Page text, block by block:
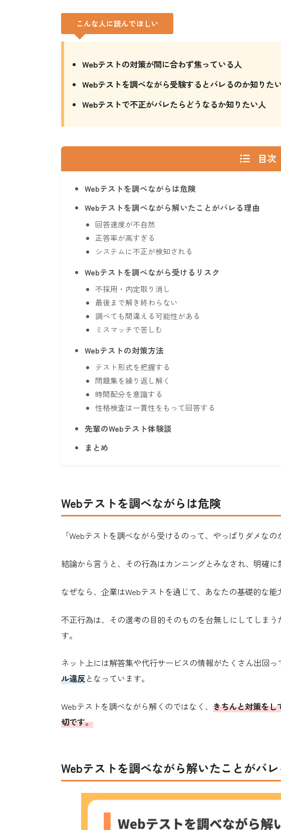
こんな人に読んでほしい
Webテストの対策が間に合わず焦っている人
Webテストを調べながら受験するとバレるのか知りた
Webテストで不正がバレたらどうなるか知りたい人
目次
Webテストを調べながらは危険
Webテストを調べながら解いたことがバレる理由
回答速度が不自然
正答率が高すぎる
システムに不正が検知される
Webテストを調べながら受けるリスク
不採用・内定取り消し
最後まで解き終わらない
調べても間違える可能性がある
ミスマッチで苦しむ
Webテストの対策方法
テスト形式を把握する
問題集を繰り返し解く
時間配分を意識する
性格検査は一貫性をもって回答する
先輩のWebテスト体験談
まとめ
Webテストを調べながらは危険
「Webテストを調べながら受けるのって、やっぱりダメなの
結論から言うと、その行為はカンニングとみなされ、明確に
なぜなら、企業はWebテストを通じて、あなたの基礎的な能
不正行為は、その選考の目的そのものを台無しにしてしまう
す。
ネット上には解答集や代行サービスの情報がたくさん出回
ル違反となっています。
Webテストを調べながら解くのではなく、 きちんと対策をし
切です。
Webテストを調べながら解いたことがバ